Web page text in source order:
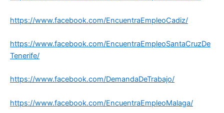
https://www.facebook.com/EncuentraEmpleoCadiz/
https://www.facebook.com/EncuentraEmpleoSantaCruzDe
Tenerife/
https://www.facebook.com/DemandaDeTrabajo/
https://www.facebook.com/EncuentraEmpleoMalaga/